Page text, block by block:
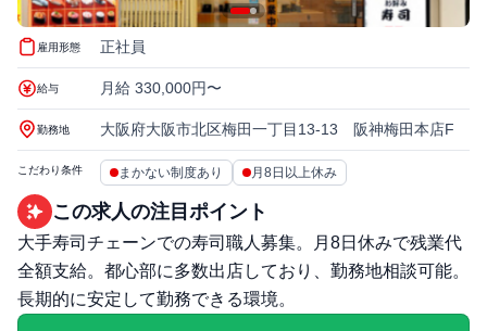
雇用形態 正社員
給与 月給 330,000円〜
勤務地 大阪府大阪市北区梅田一丁目13-13 阪神梅田本店F
こだわり条件 まかない制度あり 月8日以上休み
この求人の注目ポイント
大手寿司チェーンでの寿司職人募集。月8日休みで残業代
全額支給。都心部に多数出店しており、勤務地相談可能。
長期的に安定して勤務できる環境。